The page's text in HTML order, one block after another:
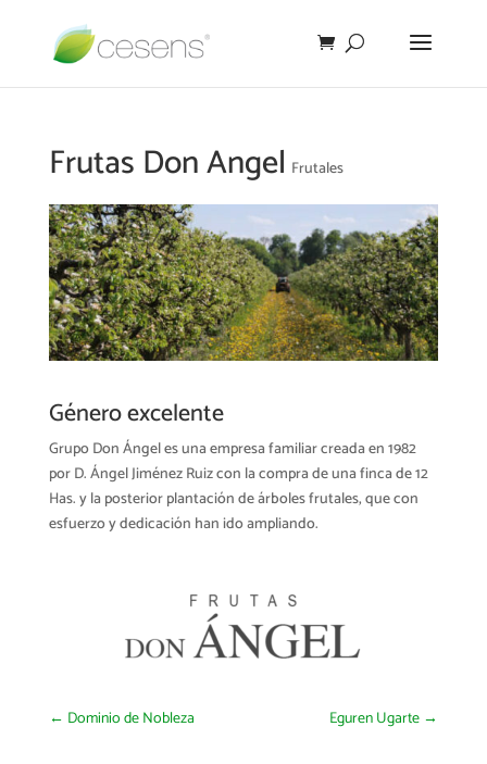
Frutas Don Angel Frutales
Género excelente
Grupo Don Ángel es una empresa familiar creada en 1982
por D. Ángel Jiménez Ruiz con la compra de una finca de 12
Has. y la posterior plantación de árboles frutales, que con
esfuerzo y dedicación han ido ampliando.
← Dominio de Nobleza Eguren Ugarte →